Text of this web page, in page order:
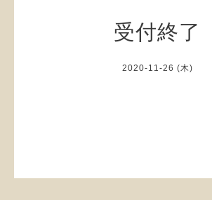
受付終了
2020-11-26 (木)